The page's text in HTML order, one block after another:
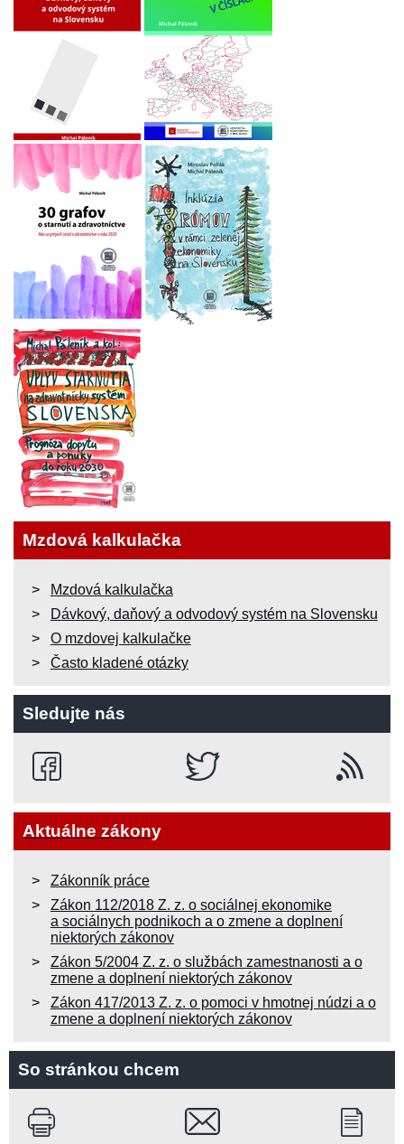
Mzdová kalkulačka
Mzdová kalkulačka
Dávkový, daňový a odvodový systém na Slovensku
O mzdovej kalkulačke
Často kladené otázky
Sledujte nás
Aktuálne zákony
Zákonník práce
Zákon 112/2018 Z. z. o sociálnej ekonomike
a sociálnych podnikoch a o zmene a doplnení
niektorých zákonov
Zákon 5/2004 Z. z. o službách zamestnanosti a o
zmene a doplnení niektorých zákonov
Zákon 417/2013 Z. z. o pomoci v hmotnej núdzi a o
zmene a doplnení niektorých zákonov
So stránkou chcem